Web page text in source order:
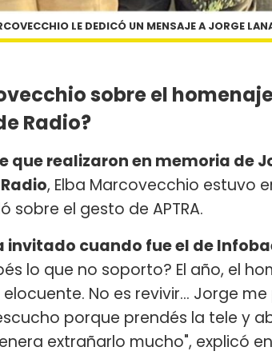
LE DEDICÓ UN MENSAJE A JORGE
sobre el
Radio?
que realizaron en memoria de
, Elba Marcovecchio estuvo
sobre el gesto de APTRA.
cuando fue el de
lo que no soporto? El año, el
No es revivir... Jorge
porque prendés la tele y
extrañarlo mucho", explicó